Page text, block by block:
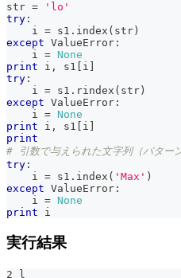
str =
'lo'
try :
    i
= s1 . index ( str)
except ValueError :
    i
= None
print i , s1 [ i ]
try :
    i
= s1 . rindex ( str)
except ValueError :
    i
= None
print i , s1 [ i ]
print
# 引数で与えられた文字列（パター
try :
    i
= s1 . index ( 'Max' )
except ValueError :
    i
= None
print i
実行結果
2 l